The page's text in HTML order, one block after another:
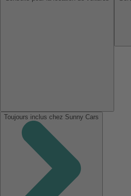
Toujours inclus chez Sunny Cars